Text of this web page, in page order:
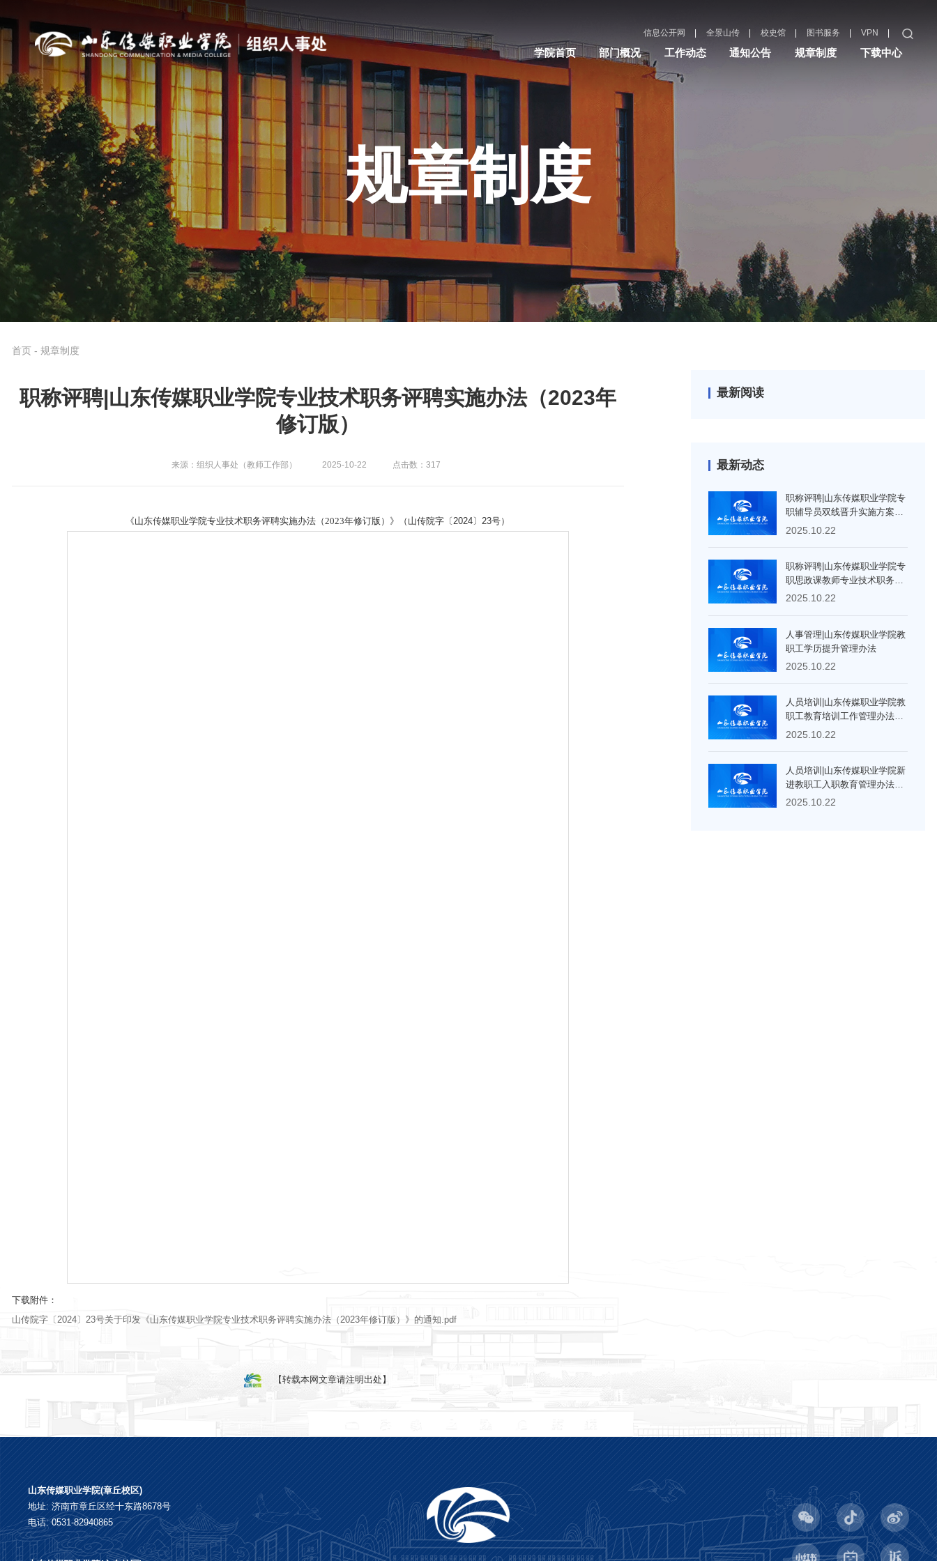
信息公开网 | 全景山传 | 校史馆 | 图书服务 | VPN |
学院首页 部门概况 工作动态 通知公告 规章制度 下载中心
规章制度
首页 - 规章制度
职称评聘|山东传媒职业学院专业技术职务评聘实施办法（2023年
修订版）
来源：组织人事处（教师工作部） 2025-10-22 点击数：317
《山东传媒职业学院专业技术职务评聘实施办法（2023年修订版）》（ 山传院字〔2024〕23号）
下载附件：
山传院字〔2024〕23号关于印发《山东传媒职业学院专业技术职务评聘实施办法（2023年修订版）》的通知.pdf
【转载本网文章请注明出处】
最新阅读
最新动态
职称评聘|山东传媒职业学院专
职辅导员双线晋升实施方案
（2023年修订版）
2025.10.22
职称评聘|山东传媒职业学院专
职思政课教师专业技术职务竞
聘申报条件及评聘实施办法
2025.10.22
人事管理|山东传媒职业学院教
职工学历提升管理办法
2025.10.22
人员培训|山东传媒职业学院教
职工教育培训工作管理办法
（修订）
2025.10.22
人员培训|山东传媒职业学院新
进教职工入职教育管理办法
（修订）
2025.10.22
山东传媒职业学院(章丘校区)
地址: 济南市章丘区经十东路8678号
电话: 0531-82940865